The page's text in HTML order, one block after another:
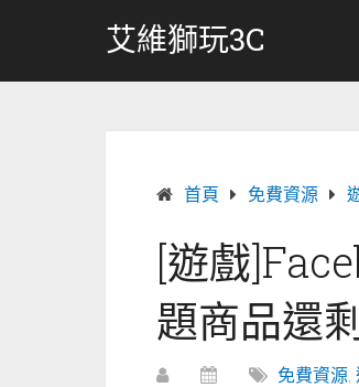
艾維獅玩3C
首頁 免費資源
[遊戲
題商品還
免費資源,